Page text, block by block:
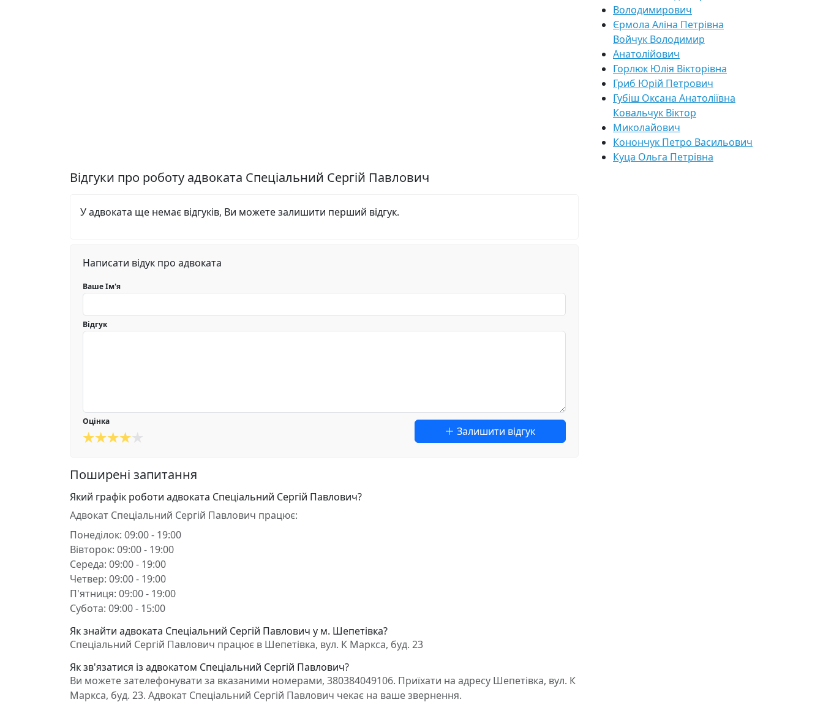
Відгуки про роботу адвоката Спеціальний Сергій Павлович
У адвоката ще немає відгуків, Ви можете залишити перший відгук.
Написати відук про адвоката
Ваше Ім'я
Відгук
Оцінка
Залишити відгук
Поширені запитання
Який графік роботи адвоката Спеціальний Сергій Павлович?
Адвокат Спеціальний Сергій Павлович працює:
Понеділок: 09:00 - 19:00
Вівторок: 09:00 - 19:00
Середа: 09:00 - 19:00
Четвер: 09:00 - 19:00
П'ятниця: 09:00 - 19:00
Субота: 09:00 - 15:00
Як знайти адвоката Спеціальний Сергій Павлович у м. Шепетівка?
Спеціальний Сергій Павлович працює в Шепетівка, вул. К Маркса, буд. 23
Як зв'язатися із адвокатом Спеціальний Сергій Павлович?
Ви можете зателефонувати за вказаними номерами, 380384049106. Приїхати на адресу Шепетівка, вул. К
Маркса, буд. 23. Адвокат Спеціальний Сергій Павлович чекає на ваше звернення.
Володимирович
Єрмола Аліна Петрівна
Войчук Володимир
Анатолійович
Горлюк Юлія Вікторівна
Гриб Юрій Петрович
Губіш Оксана Анатоліївна
Ковальчук Віктор
Миколайович
Конончук Петро Васильович
Куца Ольга Петрівна